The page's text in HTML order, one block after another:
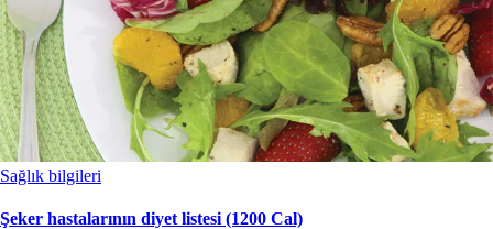
Sağlık bilgileri
Şeker hastalarının diyet listesi (1200 Cal)